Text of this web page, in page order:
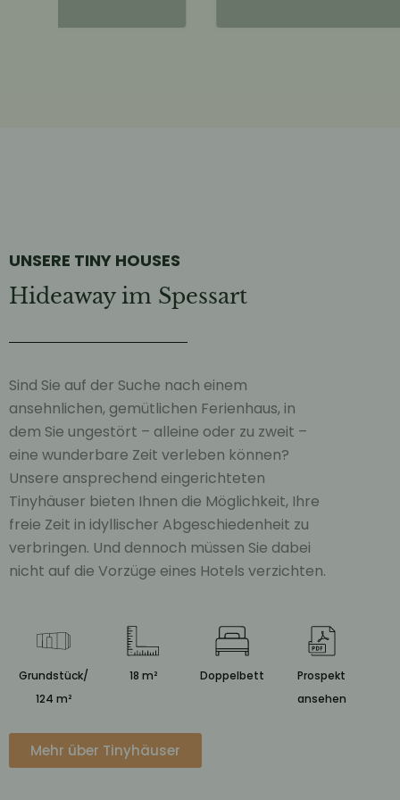
UNSERE TINY HOUSES
Hideaway im Spessart
Sind Sie auf der Suche nach einem
ansehnlichen, gemütlichen Ferienhaus, in
dem Sie ungestört – alleine oder zu zweit –
eine wunderbare Zeit verleben können?
Unsere ansprechend eingerichteten
Tinyhäuser bieten Ihnen die Möglichkeit, Ihre
freie Zeit in idyllischer Abgeschiedenheit zu
verbringen. Und dennoch müssen Sie dabei
nicht auf die Vorzüge eines Hotels verzichten.
Grundstück/
124 m²
18 m² Doppelbett
Prospekt
ansehen
Mehr über Tinyhäuser